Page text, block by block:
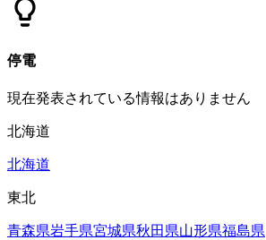
停電
現在発表されている情報はありません
北海道
北海道
東北
青森県岩手県宮城県秋田県山形県福島県